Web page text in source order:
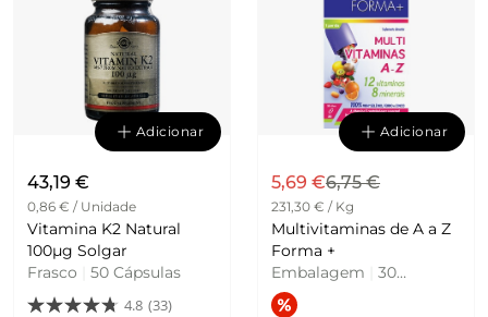
Adicionar
43,19 €
0,86 € / Unidade
Vitamina K2 Natural
100µg Solgar
Frasco
50 Cápsulas
4.8 (33)
Adicionar
5,69 €6,75 €
231,30 € / Kg
Multivitaminas de A a Z
Forma +
Embalagem
30
Capsulas